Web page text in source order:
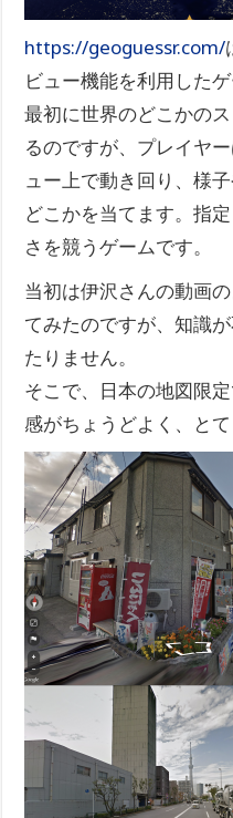
https://geoguessr.com/
ビュー機能を利用したゲ
最初に世界のどこかの
るのですが、プレイヤ
ュー上で動き回り、様
どこかを当てます。指
さを競うゲームです。
当初は伊沢さんの動画
てみたのですが、知識
たりません。
そこで、日本の地図限
感がちょうどよく、とて